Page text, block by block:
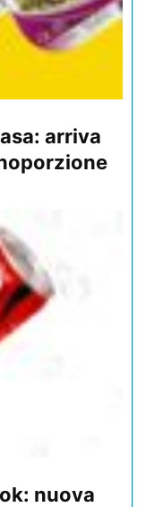
arriva
nuova